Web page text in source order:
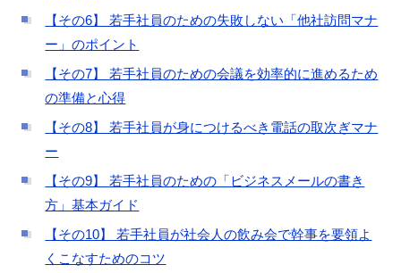
【その6】 若手社員のための失敗しない「他社訪問マナ
ー」のポイント
【その7】 若手社員のための会議を効率的に進めるため
の準備と心得
【その8】 若手社員が身につけるべき電話の取次ぎマナ
ー
【その9】 若手社員のための「ビジネスメールの書き
方」基本ガイド
【その10】 若手社員が社会人の飲み会で幹事を要領よ
くこなすためのコツ